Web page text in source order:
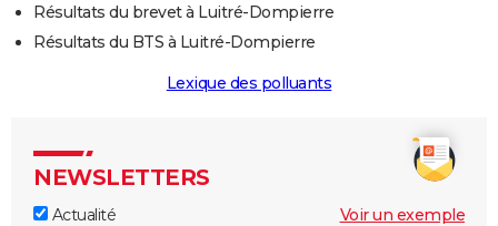
Résultats du brevet à Luitré-Dompierre
Résultats du BTS à Luitré-Dompierre
Lexique des polluants
NEWSLETTERS
Actualité
Voir un exemple